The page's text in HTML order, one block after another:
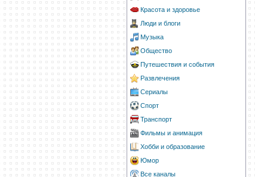
Красота и здоровье
Люди и блоги
Музыка
Общество
Путешествия и события
Развлечения
Сериалы
Спорт
Транспорт
Фильмы и анимация
Хобби и образование
Юмор
Все каналы